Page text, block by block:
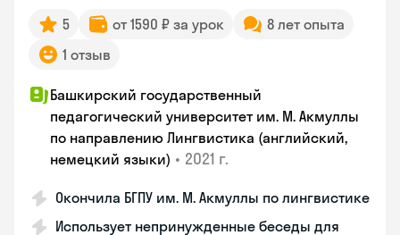
5 от 1590 ₽ за урок
8 лет опыта
1 отзыв
Башкирский государственный
педагогический университет им. М. Акмуллы
по направлению Лингвистика (английский,
немецкий языки) • 2021 г.
Окончила БГПУ им. М. Акмуллы по лингвистике
Использует непринужденные беседы для